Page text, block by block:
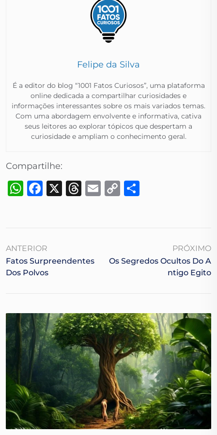
Felipe da Silva
É a editor do blog “1001 Fatos Curiosos”, uma plataforma
online dedicada a compartilhar curiosidades e
informações interessantes sobre os mais variados temas.
Com uma abordagem envolvente e informativa, cativa
seus leitores ao explorar tópicos que despertam a
curiosidade e ampliam o conhecimento geral.​
Compartilhe:
WhatsApp
Facebook
X Threads
Email
Copy
ANTERIOR
Fatos Surpreendentes
Dos Polvos
PRÓXIMO
Os Segredos Ocultos Do A
Ntigo Egito